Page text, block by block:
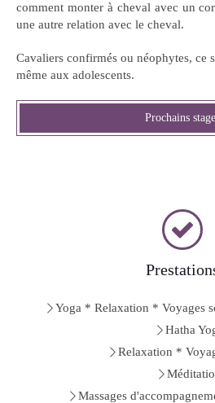
comment monter à cheval avec un
une autre relation avec le cheval.
Cavaliers confirmés ou néophytes, ce
même aux adolescents.
Prochains
Yoga * Relaxation * Voyages
Hatha
Relaxation *
Massages